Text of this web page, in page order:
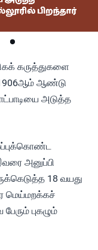
கருத்துகளை
1906ஆம் ஆண்டு
அடுத்த
அனுப்பி
18 வயது
புகழும்